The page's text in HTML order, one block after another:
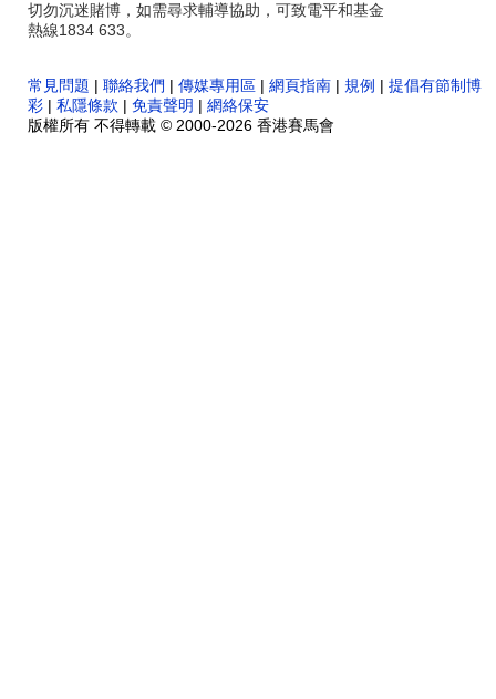
切勿沉迷賭博，如需尋求輔導協助，可致電平和基金
熱線1834 633。
常見問題 | 聯絡我們 | 傳媒專用區 | 網頁指南 | 規例 | 提倡有節制博
彩 | 私隱條款 | 免責聲明 | 網絡保安
版權所有 不得轉載 © 2000-2026 香港賽馬會